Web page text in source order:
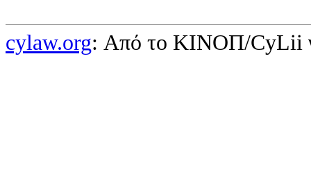
cylaw.org: Από το ΚΙΝOΠ/CyLii